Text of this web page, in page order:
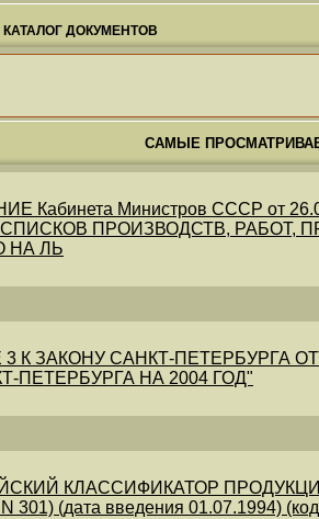
КАТАЛОГ ДОКУМЕНТОВ
САМЫЕ
Кабинета Министров СССР от
ПРОИЗВОДСТВ, РАБОТ,
НА ЛЬ
ЗАКОНУ САНКТ-ПЕТЕРБУРГА ОТ
ПЕТЕРБУРГА НА 2004 ГОД"
КЛАССИФИКАТОР ПРОДУКЦИИ"
301) (дата введения 01.07.1994)